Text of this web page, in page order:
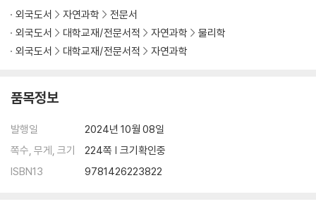
외국도서 자연과학
전문서
외국도서
대학교재/전문서적 자연과학
물리학
외국도서
대학교재/전문서적 자연과학
품목정보
발행일
2024년 10월 08일
쪽수, 무게, 크기
224쪽 | 크기확인중
ISBN13
9781426223822